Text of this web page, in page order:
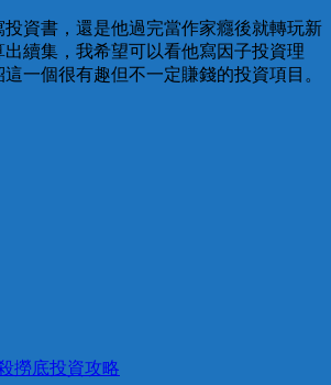
資書，還是他過完當作家癮後就轉玩新
續集，我希望可以看他寫因子投資理
一個很有趣但不一定賺錢的投資項目。